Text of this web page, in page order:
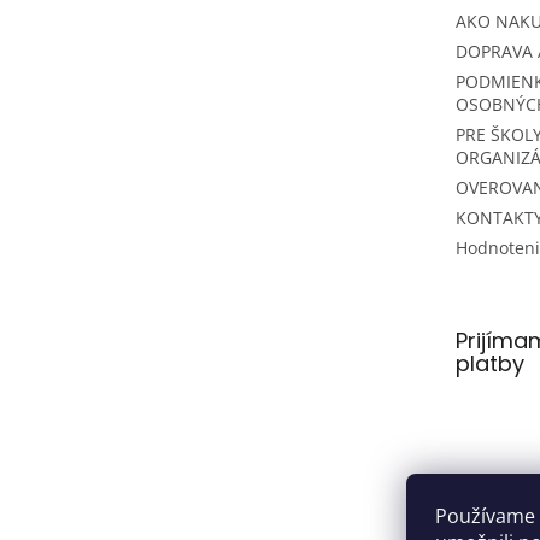
AKO
DOPRAVA
PRE
platby